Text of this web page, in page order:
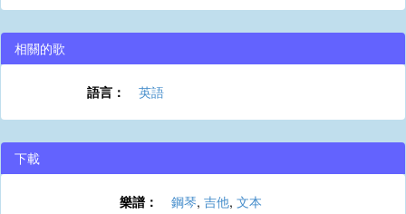
相關的歌
語言： 英語
下載
樂譜： 鋼琴, 吉他, 文本